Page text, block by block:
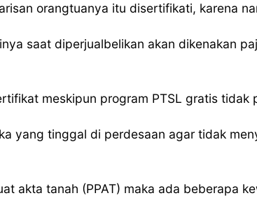
orangtuanya itu disertifikati, karena
saat diperjualbelikan akan dikenakan
meskipun program PTSL gratis tidak
yang tinggal di perdesaan agar tidak
akta tanah (PPAT) maka ada beberapa